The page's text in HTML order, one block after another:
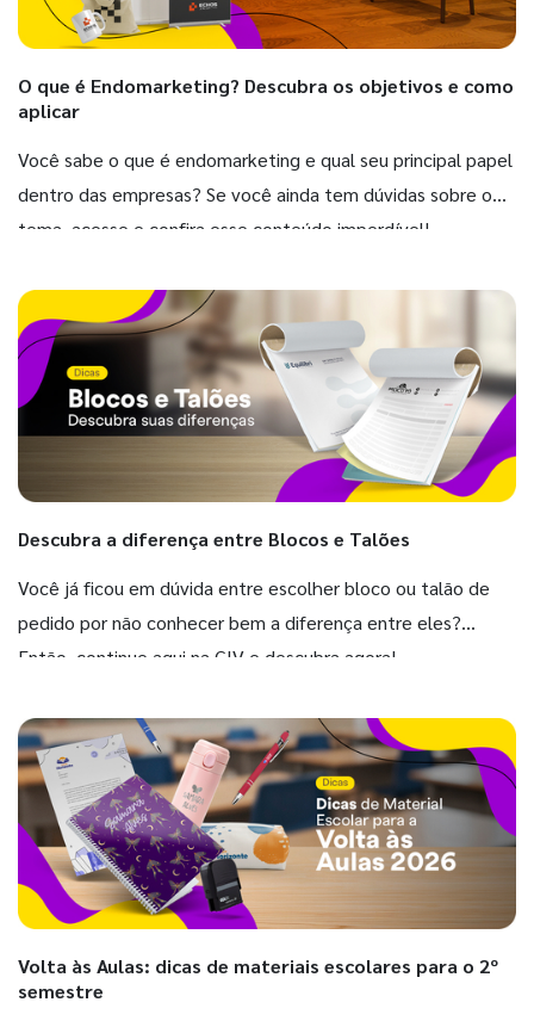
O que é Endomarketing? Descubra os objetivos e como
aplicar
Você sabe o que é endomarketing e qual seu principal papel
dentro das empresas? Se você ainda tem dúvidas sobre o
tema, acesse e confira esse conteúdo imperdível!
Descubra a diferença entre Blocos e Talões
Você já ficou em dúvida entre escolher bloco ou talão de
pedido por não conhecer bem a diferença entre eles?
Então, continue aqui na GIV e descubra agora!
Volta às Aulas: dicas de materiais escolares para o 2º
semestre